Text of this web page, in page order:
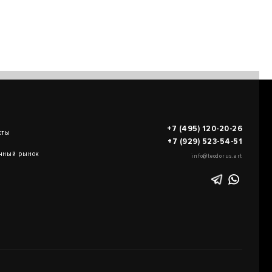
рынок
+7 (495) 120-20-26
+7 (929) 523-54-51
info@teodorus.art